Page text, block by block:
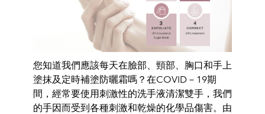
您知道我們應該每天在臉部、頸部、胸口和手上
塗抹及定時補塗防曬霜嗎？在COVID － 19期
間，經常要使用刺激性的洗手液清潔雙手，我們
的手因而受到各種刺激和乾燥的化學品傷害。由